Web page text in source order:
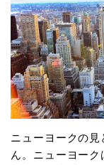
ニューヨークの
ん。ニューヨーク